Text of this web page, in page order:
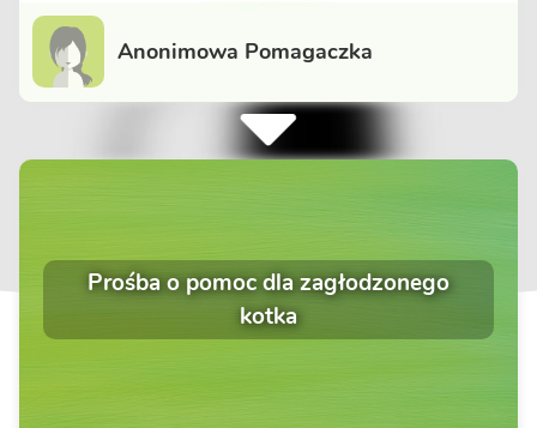
Anonimowa Pomagaczka
Prośba o pomoc dla zagłodzonego
kotka